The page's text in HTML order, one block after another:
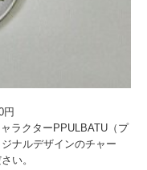
円
ラクターPPULBATU（プ
ナルデザインのチャー
い。